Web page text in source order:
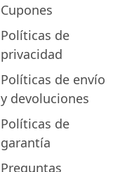
Cupones
Políticas de
privacidad
Políticas de envío
y devoluciones
Políticas de
garantía
Preguntas